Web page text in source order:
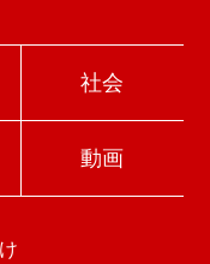
社会
動画